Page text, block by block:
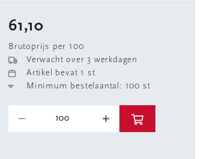
61,10
Brutoprijs per 100
Verwacht over 3 werkdagen
Artikel bevat 1 st
Minimum bestelaantal: 100 st